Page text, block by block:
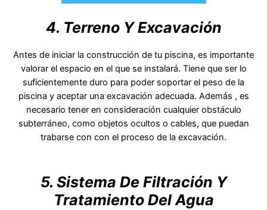
4. Terreno Y Excavación
Antes de iniciar la construcción de tu piscina, es importante
valorar el espacio en el que se instalará. Tiene que ser lo
suficientemente duro para poder soportar el peso de la
piscina y aceptar una excavación adecuada. Además , es
necesario tener en consideración cualquier obstáculo
subterráneo, como objetos ocultos o cables, que puedan
trabarse con con el proceso de la excavación.
5. Sistema De Filtración Y
Tratamiento Del Agua